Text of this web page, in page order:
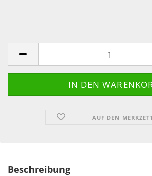
AUF DEN
Beschreibung